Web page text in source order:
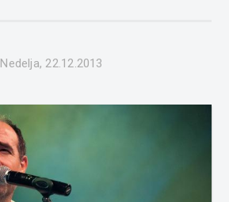
Nedelja, 22.12.2013